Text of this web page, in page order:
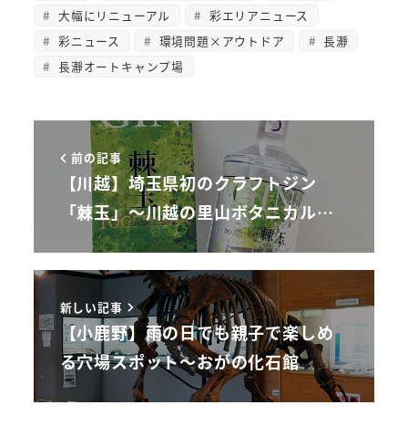
大幅にリニューアル
彩エリアニュース
彩ニュース
環境問題×アウトドア
長瀞
長瀞オートキャンプ場
前の記事
【川越】埼玉県初のクラフトジン
「棘玉」～川越の里山ボタニカル…
新しい記事
【小鹿野】雨の日でも親子で楽しめ
る穴場スポット～おがの化石館